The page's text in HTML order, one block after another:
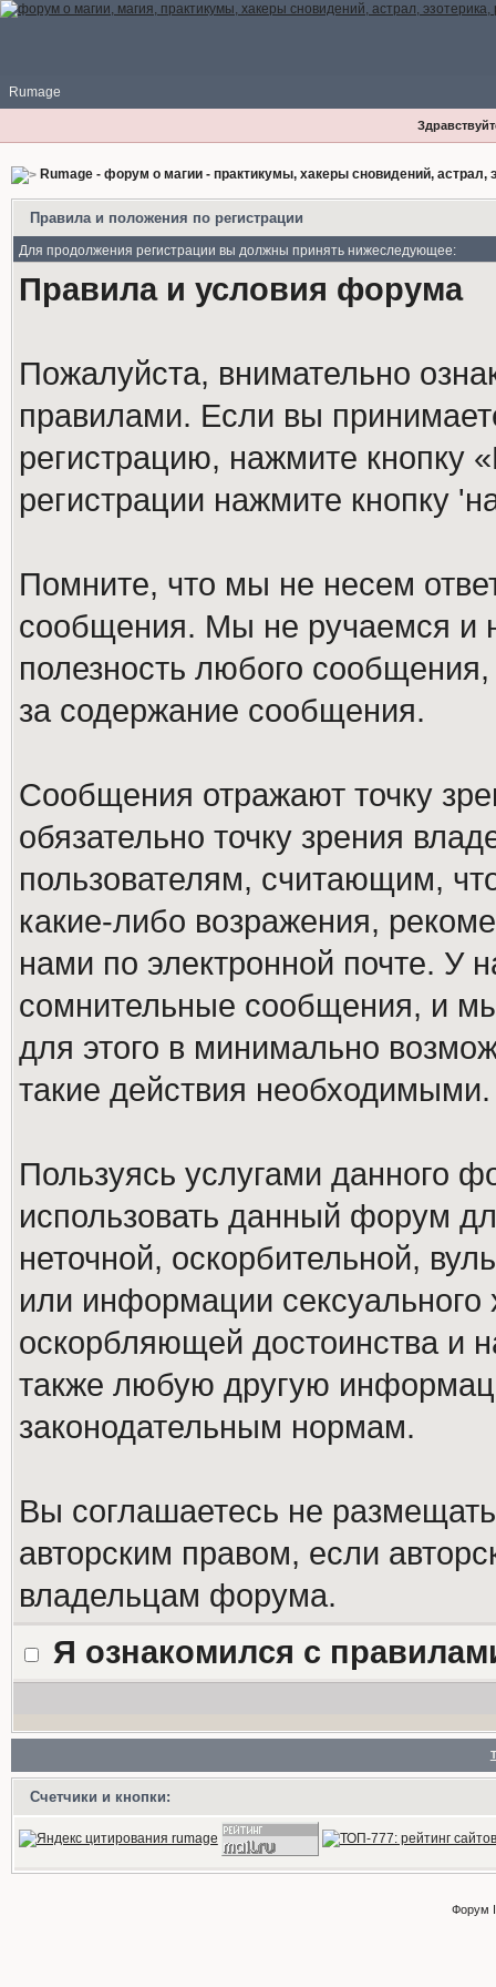
Rumage
Rumage - форум о магии - практикумы, хакеры сновидений, астрал,
Правила и положения по регистрации
Для продолжения регистрации вы должны принять нижеследующее:
Правила и условия форума
Пожалуйста, внимательно
правилами. Если вы
регистрацию, нажмите кнопку
регистрации нажмите кнопку
Помните, что мы не несем
сообщения. Мы не ручаемся и
полезность любого
за содержание сообщения.
Сообщения отражают точку
обязательно точку зрения
пользователям, считающим,
какие-либо возражения,
нами по электронной почте. У
сомнительные сообщения, и
для этого в минимально
такие действия необходимыми.
Пользуясь услугами данного
использовать данный форум
неточной, оскорбительной,
или информации
оскорбляющей достоинства и
также любую другую
законодательным нормам.
Вы соглашаетесь не
авторским правом, если
владельцам форума.
Я ознакомился с
Счетчики и кнопки:
Форум